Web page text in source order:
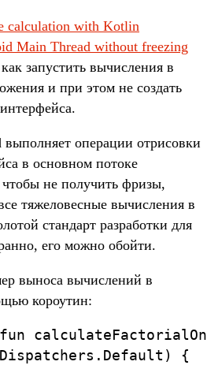
calculation with Kotlin
Main Thread without freezing
запустить вычисления в
и при этом не создать
операции отрисовки
в основном потоке
не получить фризы,
тяжеловесные вычисления в
стандарт разработки для
его можно обойти.
выноса вычислений в
короутин:
{